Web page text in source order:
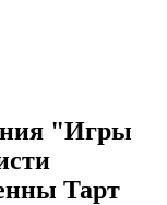
"Игры
Тарт